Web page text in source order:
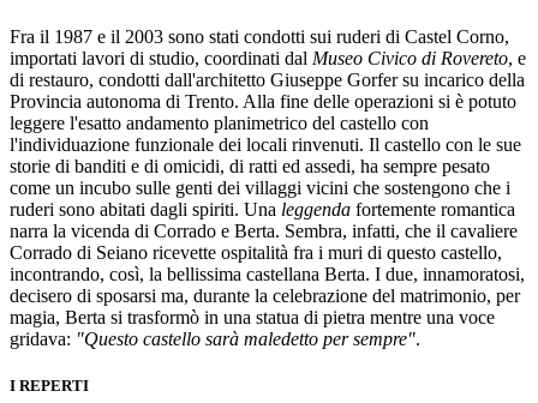
Fra il 1987 e il 2003 sono stati condotti sui ruderi di Castel Corno,
importati lavori di studio, coordinati dal Museo Civico di Rovereto, e
di restauro, condotti dall'architetto Giuseppe Gorfer su incarico della
Provincia autonoma di Trento. Alla fine delle operazioni si è potuto
leggere l'esatto andamento planimetrico del castello con
l'individuazione funzionale dei locali rinvenuti. Il castello con le sue
storie di banditi e di omicidi, di ratti ed assedi, ha sempre pesato
come un incubo sulle genti dei villaggi vicini che sostengono che i
ruderi sono abitati dagli spiriti. Una leggenda fortemente romantica
narra la vicenda di Corrado e Berta. Sembra, infatti, che il cavaliere
Corrado di Seiano ricevette ospitalità fra i muri di questo castello,
incontrando, così, la bellissima castellana Berta. I due, innamoratosi,
decisero di sposarsi ma, durante la celebrazione del matrimonio, per
magia, Berta si trasformò in una statua di pietra mentre una voce
gridava: "Questo castello sarà maledetto per sempre".
I REPERTI